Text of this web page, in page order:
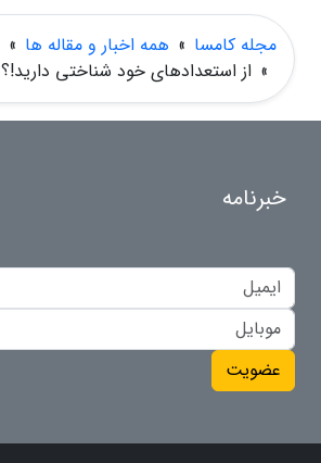
مجله کامسا » همه اخبار و مقاله ها »
» از استعدادهای خود شناختی دارید!؟
خبرنامه
عضویت